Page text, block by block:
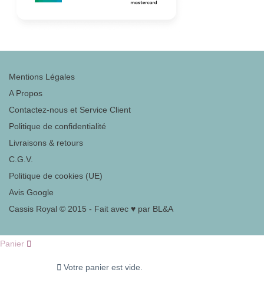
Mentions Légales
A Propos
Contactez-nous et Service Client
Politique de confidentialité
Livraisons & retours
C.G.V.
Politique de cookies (UE)
Avis Google
Cassis Royal © 2015 - Fait avec ♥ par BL&A
Panier
Votre panier est vide.